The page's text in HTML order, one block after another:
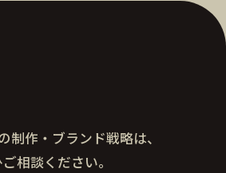
制作・ブランド戦略は、
相談ください。